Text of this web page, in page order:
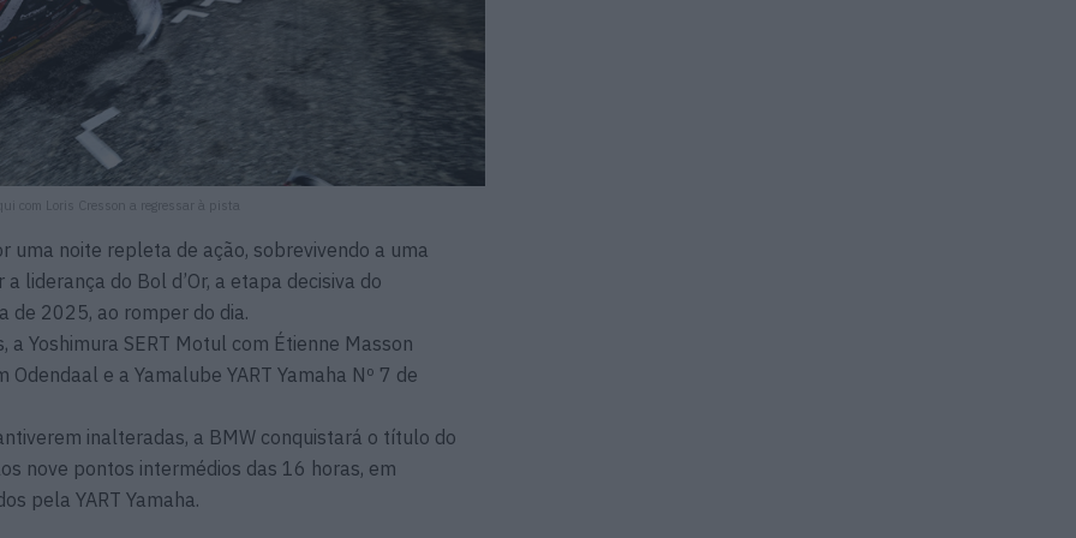
com Loris Cresson a regressar à pista
uma noite repleta de ação, sobrevivendo a uma
liderança do Bol d’Or, a etapa decisiva do
de 2025, ao romper do dia.
Yoshimura SERT Motul com Étienne Masson
e a Yamalube YART Yamaha Nº 7 de
inalteradas, a BMW conquistará o título do
nove pontos intermédios das 16 horas, em
pela YART Yamaha.